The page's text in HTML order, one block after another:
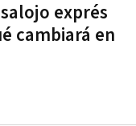
exprés
cambiará en